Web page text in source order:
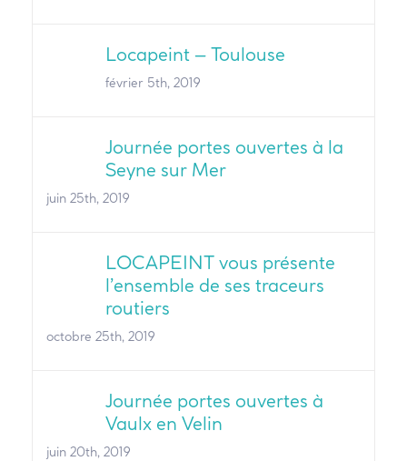
Locapeint – Toulouse
février 5th, 2019
Journée portes ouvertes à la
Seyne sur Mer
juin 25th, 2019
LOCAPEINT vous présente
l’ensemble de ses traceurs
routiers
octobre 25th, 2019
Journée portes ouvertes à
Vaulx en Velin
juin 20th, 2019